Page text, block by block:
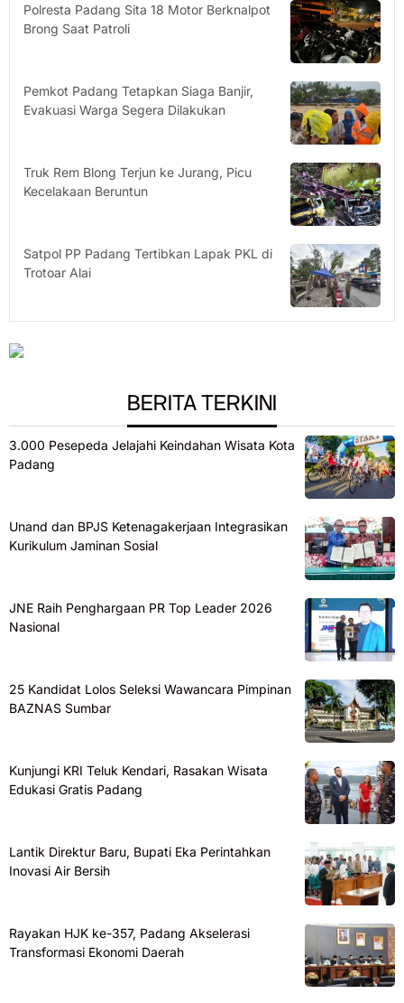
Polresta Padang Sita 18 Motor Berknalpot
Brong Saat Patroli
Pemkot Padang Tetapkan Siaga Banjir,
Evakuasi Warga Segera Dilakukan
Truk Rem Blong Terjun ke Jurang, Picu
Kecelakaan Beruntun
Satpol PP Padang Tertibkan Lapak PKL di
Trotoar Alai
BERITA TERKINI
3.000 Pesepeda Jelajahi Keindahan Wisata Kota
Padang
Unand dan BPJS Ketenagakerjaan Integrasikan
Kurikulum Jaminan Sosial
JNE Raih Penghargaan PR Top Leader 2026
Nasional
25 Kandidat Lolos Seleksi Wawancara Pimpinan
BAZNAS Sumbar
Kunjungi KRI Teluk Kendari, Rasakan Wisata
Edukasi Gratis Padang
Lantik Direktur Baru, Bupati Eka Perintahkan
Inovasi Air Bersih
Rayakan HJK ke-357, Padang Akselerasi
Transformasi Ekonomi Daerah